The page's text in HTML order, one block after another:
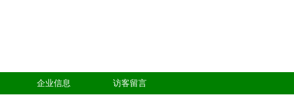
企业信息 访客留言